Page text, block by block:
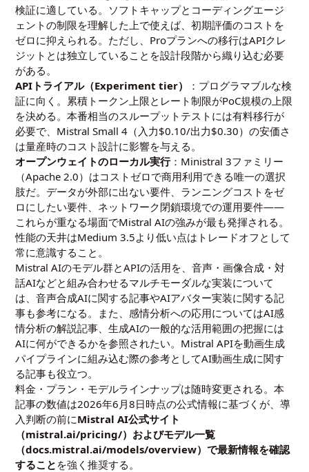
検証に適している。ソフトキャップとコーディングエージ
ェントの制限を理解した上で使えば、初期評価のコストを
ゼロに抑えられる。ただし、Proプランへの移行はAPIクレ
ジットとは独立していることを設計段階から織り込む必要
がある。
APIトライアル（Experiment tier）
：プログラマブルな検
証に向く。累積トークン上限とレート制限がPoC規模の上限
を決める。本番相当のスループットテストには有料移行が
必要で、Mistral Small 4（入力$0.10/出力$0.30）の安価さ
は量産時のコスト設計に影響を与える。
オープンウェイトのローカル実行：Ministral 3ファミリー
（Apache 2.0）はコストゼロで商用利用できる唯一の選択
肢だ。データが外部に出ない要件、ランニングコストをゼ
ロにしたい要件、ネットワーク閉鎖環境での運用要件——
これらが重なる場面でMistral AIの強みが最も発揮される。
性能の天井はMedium 3.5より低い点はトレードオフとして
常に意識すること。
Mistral AIのモデル群とAPIの活用を、音声・画像合成・対
話AIなどと組み合わせるマルチモーダルな実装について
は、音声合成AIに関する記事やAIアバター実装に関する記
事も参考になる。また、感情分析への応用についてはAI感
情分析の解説記事 、生成AIの一般的な活用範囲の把握には
AIに何ができるかを参照されたい。Mistral APIを動画生成
パイプラインに組み込む際の参考としてAI動画生成に関す
る記事も役立つ。
料金・プラン・モデルラインナップは随時変更される。本
記事の数値は2026年6月8日時点の公式情報に基づくが、導
入判断の前にMistral AI公式サイト
（mistral.ai/pricing/）およびモデル一覧
（docs.mistral.ai/models/overview）で最新情報を確認
すること を強く推奨する。